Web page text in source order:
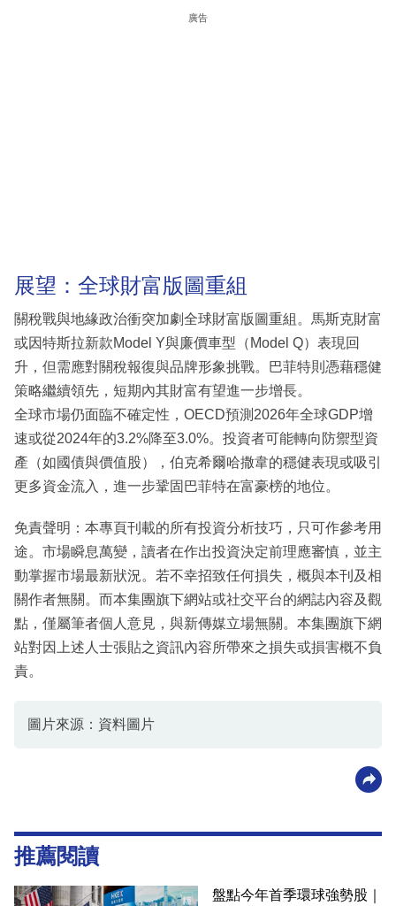
廣告
展望：全球財富版圖重組
關稅戰與地緣政治衝突加劇全球財富版圖重組。馬斯克財富
或因特斯拉新款Model Y與廉價車型（Model Q）表現回
升，但需應對關稅報復與品牌形象挑戰。巴菲特則憑藉穩健
策略繼續領先，短期內其財富有望進一步增長。
全球市場仍面臨不確定性，OECD預測2026年全球GDP增
速或從2024年的3.2%降至3.0%。投資者可能轉向防禦型資
產（如國債與價值股），伯克希爾哈撒韋的穩健表現或吸引
更多資金流入，進一步鞏固巴菲特在富豪榜的地位。
免責聲明：本專頁刊載的所有投資分析技巧，只可作參考用
途。市場瞬息萬變，讀者在作出投資決定前理應審慎，並主
動掌握市場最新狀況。若不幸招致任何損失，概與本刊及相
關作者無關。而本集團旗下網站或社交平台的網誌內容及觀
點，僅屬筆者個人意見，與新傳媒立場無關。本集團旗下網
站對因上述人士張貼之資訊內容所帶來之損失或損害概不負
責。
圖片來源：資料圖片
推薦閱讀
盤點今年首季環球強勢股｜